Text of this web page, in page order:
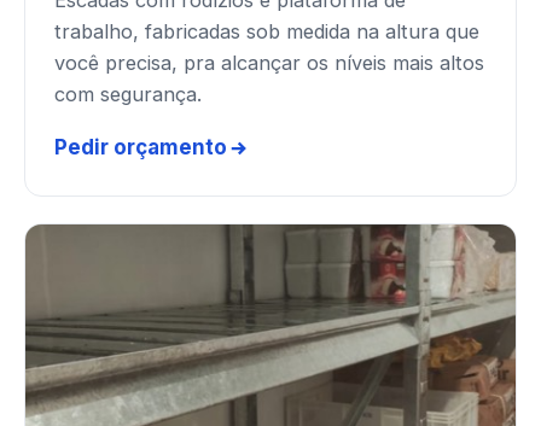
trabalho, fabricadas sob medida na altura que
você precisa, pra alcançar os níveis mais altos
com segurança.
Pedir orçamento